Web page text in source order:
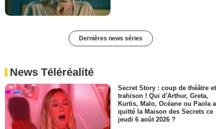
Dernières news séries
News Téléréalité
Secret Story : coup de théâtre et
trahison ! Qui d'Arthur, Greta,
Kurtis, Malo, Océane ou Paola a
quitté la Maison des Secrets ce
jeudi 6 août 2026 ?